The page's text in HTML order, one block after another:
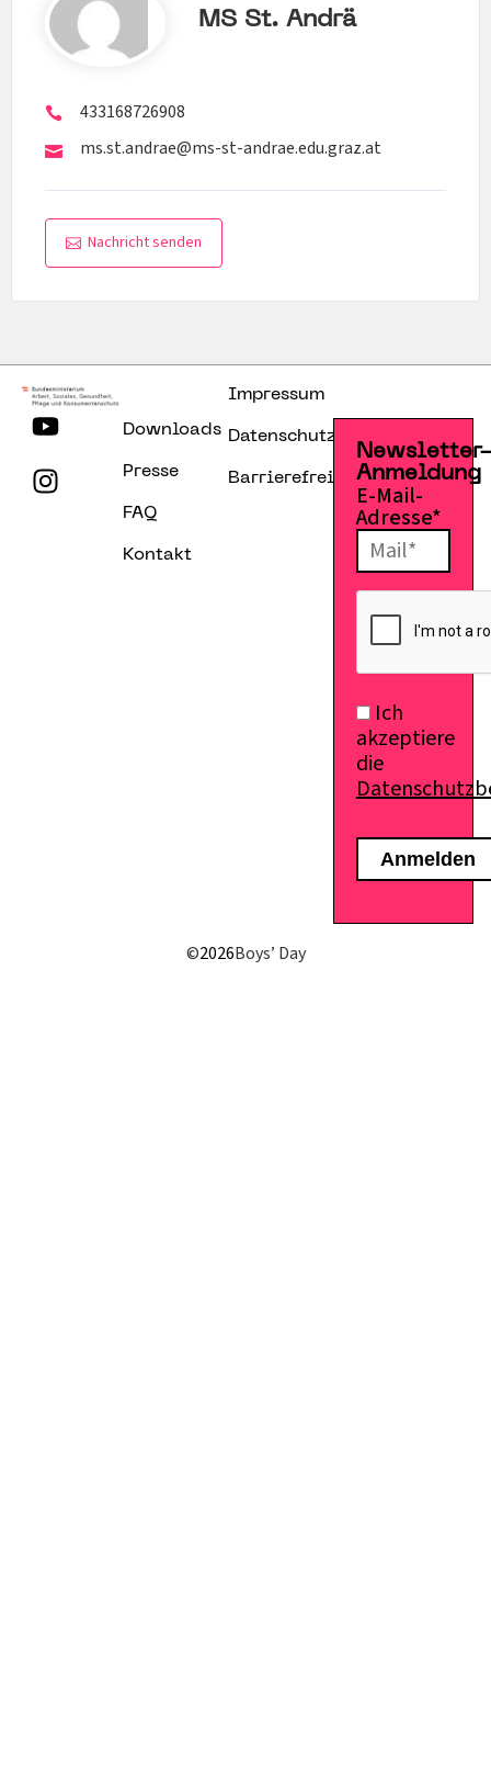
MS St. Andrä
433168726908
ms.st.andrae@ms-st-andrae.edu.graz.at
Nachricht senden
Downloads
Presse
FAQ
Kontakt
Impressum
Datenschutzerklärung
Barrierefreiheitserklärung
Anmeldung
E-Mail-
Adresse*
Ich
akzeptiere
die
©2026Boys’ Day